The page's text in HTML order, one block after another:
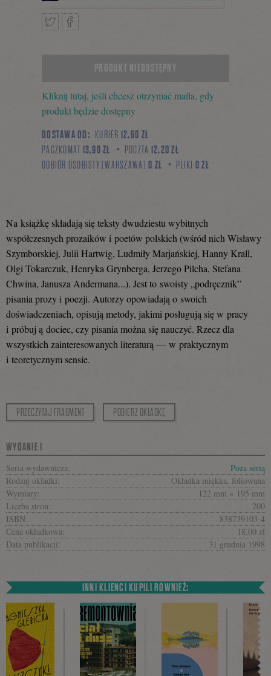
się
na
PRODUKT NIEDOSTĘPNY
Kliknij tutaj, jeśli chcesz otrzymać maila, gdy
produkt będzie dostępny
DOSTAWA OD: KURIER 12,60 ZŁ
PACZKOMAT 13,90 ZŁ POCZTA 12,20 ZŁ
ODBIÓR OSOBISTY (WARSZAWA) 0 ZŁ PLIKI 0 ZŁ
Na książkę składają się teksty dwudziestu wybitnych
współczesnych prozaików i poetów polskich (wśród nich Wisławy
Szymborskiej, Julii Hartwig, Ludmiły Marjańskiej, Hanny Krall,
Olgi Tokarczuk, Henryka Grynberga, Jerzego Pilcha, Stefana
Chwina, Janusza Andermana...). Jest to swoisty „podręcznik”
pisania prozy i poezji. Autorzy opowiadają o swoich
doświadczeniach, opisują metody, jakimi posługują się w pracy
i próbuj ą dociec, czy pisania można się nauczyć. Rzecz dla
wszystkich zainteresowanych literaturą — w praktycznym
i teoretycznym sensie.
PRZECZYTAJ FRAGMENT POBIERZ OKŁADKĘ
WYDANIE I
Seria wydawnicza:
Poza serią
Rodzaj okładki:
Okładka miękka, foliowana
Wymiary:
122 mm × 195 mm
Liczba stron:
200
ISBN:
838739103-4
Cena okładkowa:
18,00 zł
Data publikacji:
31 grudnia 1998
INNI KLIENCI KUPILI RÓWNIEŻ: